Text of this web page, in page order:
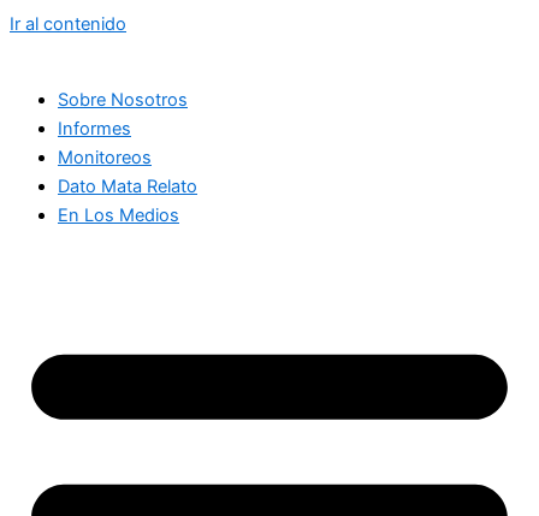
Ir al contenido
Sobre Nosotros
Informes
Monitoreos
Dato Mata Relato
En Los Medios